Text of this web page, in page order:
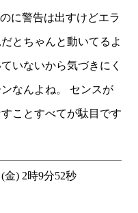
に警告は出すけどエラ
とちゃんと動いてるよ
いないから気づきにく
なんよね。 センスが
ことすべてが駄目です
金) 2時9分52秒